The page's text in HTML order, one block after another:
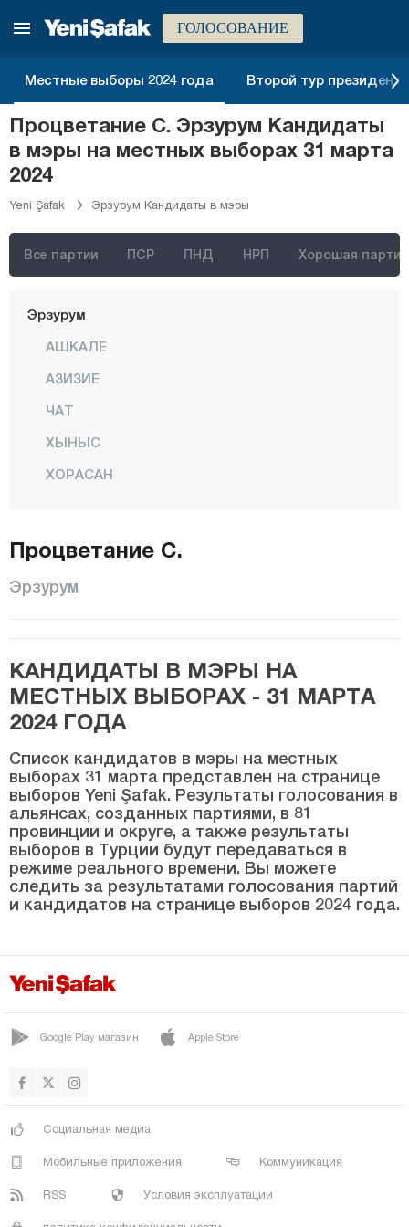
ГОЛОСОВАНИЕ
Местные выборы 2024 года Второй тур
Процветание С. Эрзурум Кандидаты
в мэры на местных выборах 31 марта
2024
Yeni Şafak Эрзурум Кандидаты в мэры
Все партии ПСР ПНД НРП Хорошая партия
Чанаккале
Чорум
Диярбакыр
Дюздже
Эдирне
Эрзинджан
Эрзурум
АШКАЛЕ
АЗИЗИЕ
ЧАТ
ХЫНЫС
ХОРАСАН
КЁПРУКЕЙ
ОЛТУ
ОЛУР
ПАЛАНДОКЕН
ПАСИНЫ
ПАЗАРЕЛУ
ШЕНКАЯ
ТЕКМАН
ТОРТУМ
ЯКУТИЕ
Эскишехир
Газиантеп
Гюмюшхане
Процветание С.
Эрзурум
КАНДИДАТЫ В МЭРЫ НА
МЕСТНЫХ ВЫБОРАХ - 31 МАРТА
2024 ГОДА
Список кандидатов в мэры на местных
выборах 31 марта представлен на странице
выборов Yeni Şafak. Результаты голосования в
альянсах, созданных партиями, в 81
провинции и округе, а также результаты
выборов в Турции будут передаваться в
режиме реального времени. Вы можете
следить за результатами голосования партий
и кандидатов на странице выборов 2024 года.
Google Play магазин Apple Store
Социальная медиа
Мобильные приложения Коммуникация
RSS Условия эксплуатации